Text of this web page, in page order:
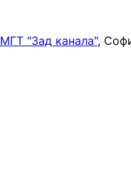
МГТ "Зад канала",